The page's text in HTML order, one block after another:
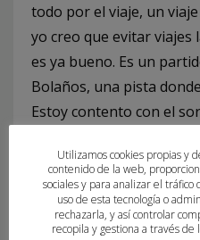
todo por el viaje, un
yo creo que evitar viajes
es ya bueno. Es un
Bolaños, una pista
Estoy contento con el
Todos los equipos de
jugarán con el factor
eliminatoria a
Utilizamos cookies propias y
contenido de la web,
sociales y para analizar el
uso de esta tecnología o
rechazarla, y así controlar
recopila y gestiona a través de